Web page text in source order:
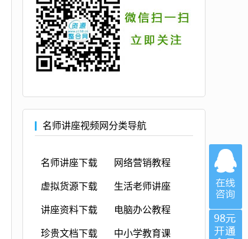
名师讲座视频网分类导航
名师讲座下载 网络营销教程
虚拟货源下载 生活老师讲座
讲座资料下载 电脑办公教程
珍贵文档下载 中小学教育课